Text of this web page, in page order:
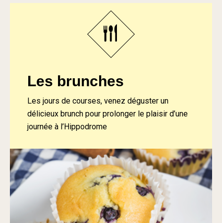
Les brunches
Les jours de courses, venez déguster un
délicieux brunch pour prolonger le plaisir d’une
journée à l’Hippodrome